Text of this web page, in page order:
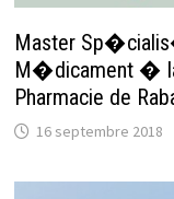
Master
M�dicament �
Pharmacie de
16 septembre 2018